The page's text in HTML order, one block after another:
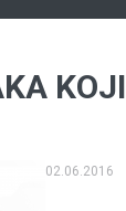
02.06.2016